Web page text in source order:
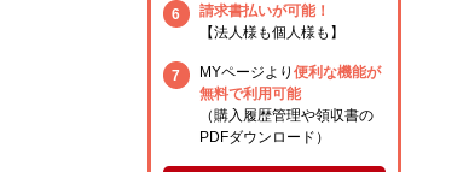
6
請求書払いが可能！
【法人様も個人様も】
7 MYページより 便利な機能が
無料で利用可能
（購入履歴管理や領収書の
PDFダウンロード）